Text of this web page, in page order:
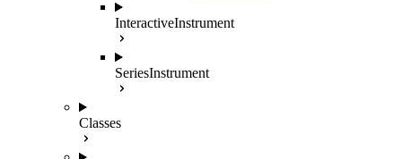
InteractiveInstrument
SeriesInstrument
Classes